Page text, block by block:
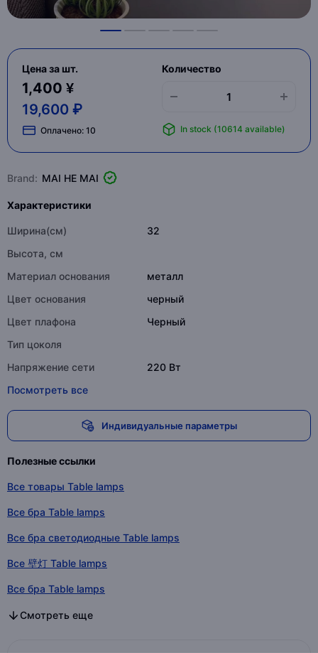
Цена за шт.
1,400 ¥
19,600 ₽
Оплачено: 10
Количество
In stock (10614 available)
Brand: MAI HE MAI
Характеристики
Ширина(см)
32
Высота, см
Материал основания
металл
Цвет основания
черный
Цвет плафона
Черный
Тип цоколя
Напряжение сети
220 Вт
Посмотреть все
Индивидуальные параметры
Полезные ссылки
Все товары Table lamps
Все бра Table lamps
Все бра светодиодные Table lamps
Все 壁灯 Table lamps
Все бра Table lamps
Все бра в категории
Все бра светодиодные в категории
Все 壁灯 в категории
Все бра в категории
Смотреть еще